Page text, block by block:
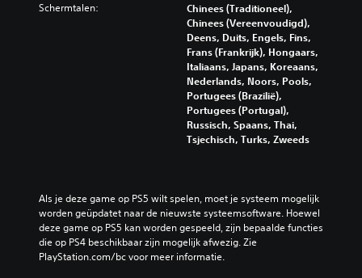
Schermtalen:
Chinees (Traditioneel),
Chinees (Vereenvoudigd),
Deens, Duits, Engels, Fins,
Frans (Frankrijk), Hongaars,
Italiaans, Japans, Koreaans,
Nederlands, Noors, Pools,
Portugees (Brazilië),
Portugees (Portugal),
Russisch, Spaans, Thai,
Tsjechisch, Turks, Zweeds
Als je deze game op PS5 wilt spelen, moet je systeem mogelijk
worden geüpdatet naar de nieuwste systeemsoftware. Hoewel
deze game op PS5 kan worden gespeeld, zijn bepaalde functies
die op PS4 beschikbaar zijn mogelijk afwezig. Zie
PlayStation.com/bc voor meer informatie.